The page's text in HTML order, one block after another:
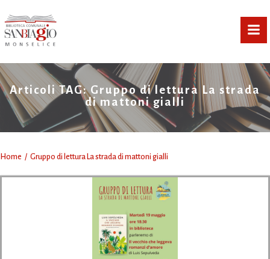
Articoli TAG: Gruppo di lettura La strada
di mattoni gialli
Home Gruppo di lettura La strada di mattoni gialli